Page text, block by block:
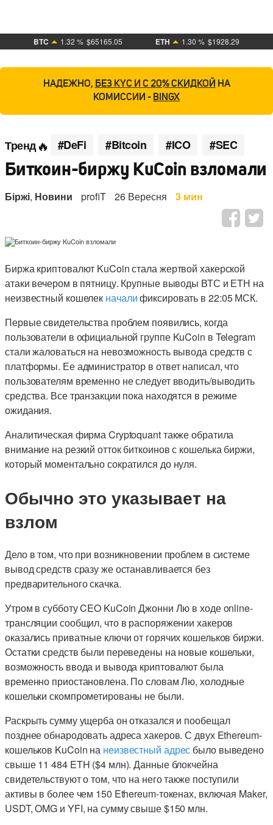
BTC 1.32 % $65165.05 ETH 1.30 % $1928.29
НАДЕЖНО, БЕЗ KYC И С 20% СКИДКОЙ НА
КОМИССИИ - BINGX
Тренд #DeFi #Bitcoin #ICO #SEC
Биткоин-биржу KuCoin взломали
Біржі, Новини profiT 26 Вересня 3 мин
Биржа криптовалют KuCoin стала жертвой хакерской
атаки вечером в пятницу. Крупные выводы ВТС и ЕТН на
неизвестный кошелек началификсировать в 22:05 МСК.
Первые свидетельства проблем появились, когда
пользователи в официальной группе KuCoin в Telegram
стали жаловаться на невозможность вывода средств с
платформы. Ее администратор в ответ написал, что
пользователям временно не следует вводить/выводить
средства. Все транзакции пока находятся в режиме
ожидания.
Аналитическая фирма Cryptoquant также обратила
внимание на резкий отток биткоинов с кошелька биржи,
который моментально сократился до нуля.
Обычно это указывает на
взлом
Дело в том, что при возникновении проблем в системе
вывод средств сразу же останавливается без
предварительного скачка.
Утром в субботу CEO KuCoin Джонни Лю в ходе online-
трансляции сообщил, что в распоряжении хакеров
оказались приватные ключи от горячих кошельков биржи.
Остатки средств были переведены на новые кошельки,
возможность ввода и вывода криптовалют была
временно приостановлена. По словам Лю, холодные
кошельки скомпрометированы не были.
Раскрыть сумму ущерба он отказался и пообещал
позднее обнародовать адреса хакеров. С двух Ethereum-
кошельков KuCoin на неизвестный адрес было выведено
свыше 11 484 ETH ($4 млн). Данные блокчейна
свидетельствуют о том, что на него также поступили
активы в более чем 150 Ethereum-токенах, включая Maker,
USDT, OMG и YFI, на сумму свыше $150 млн.